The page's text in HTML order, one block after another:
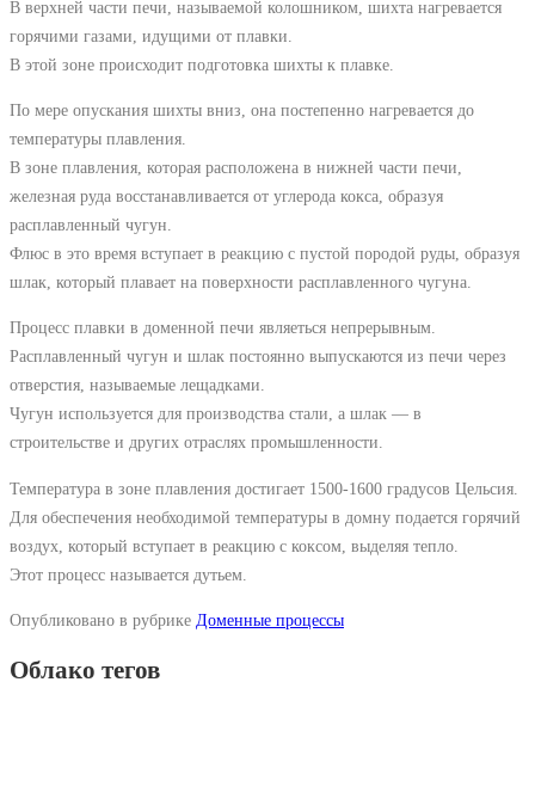
В верхней части печи, называемой колошником, шихта нагревается
горячими газами, идущими от плавки.
В этой зоне происходит подготовка шихты к плавке.
По мере опускания шихты вниз, она постепенно нагревается до
температуры плавления.
В зоне плавления, которая расположена в нижней части печи,
железная руда восстанавливается от углерода кокса, образуя
расплавленный чугун.
Флюс в это время вступает в реакцию с пустой породой руды, образуя
шлак, который плавает на поверхности расплавленного чугуна.
Процесс плавки в доменной печи являеться непрерывным.
Расплавленный чугун и шлак постоянно выпускаются из печи через
отверстия, называемые лещадками.
Чугун используется для производства стали, а шлак — в
строительстве и других отраслях промышленности.
Температура в зоне плавления достигает 1500-1600 градусов Цельсия.
Для обеспечения необходимой температуры в домну подается горячий
воздух, который вступает в реакцию с коксом, выделяя тепло.
Этот процесс называется дутьем.
Опубликовано в рубрике Доменные процессы
Облако тегов